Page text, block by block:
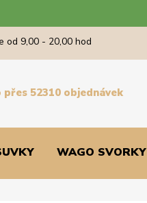
od 9,00 - 20,00 hod
přes 52310 objednávek
WAGO SVORKY